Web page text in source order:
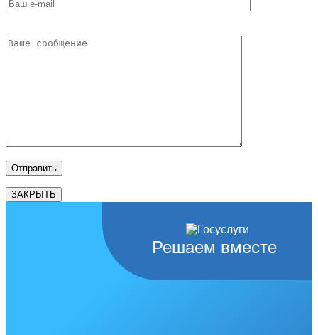
ЗАКРЫТЬ
Решаем вместе